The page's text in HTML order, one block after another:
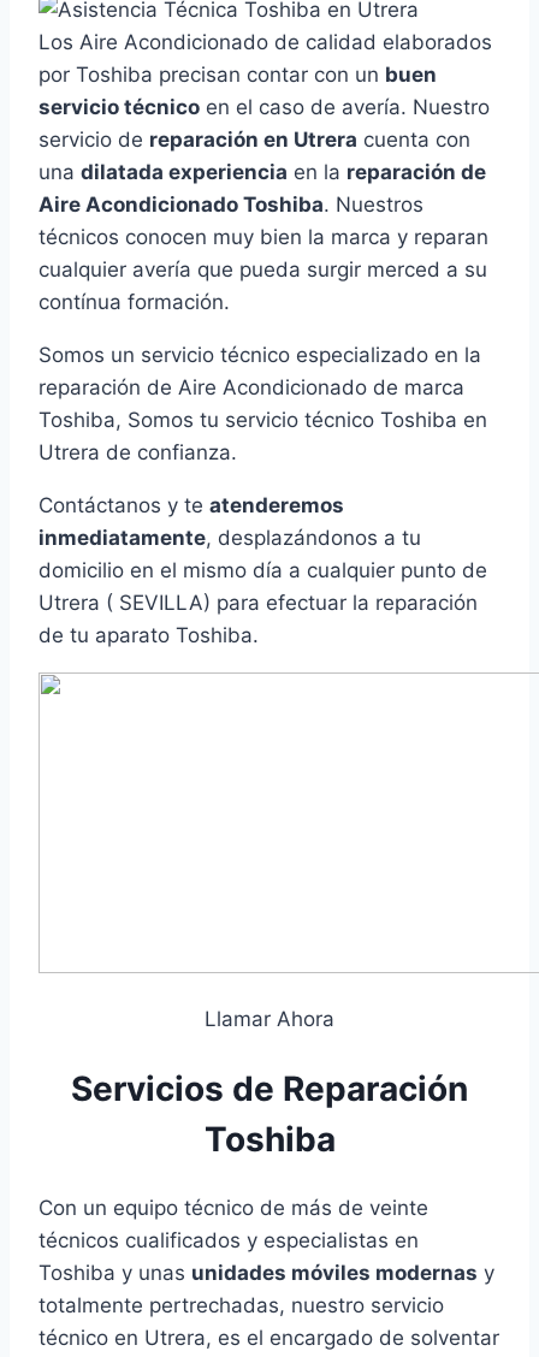
Los Aire Acondicionado de calidad elaborados
por Toshiba precisan contar con un buen
servicio técnico en el caso de avería. Nuestro
servicio de reparación en Utrera cuenta con
una dilatada experiencia en la reparación de
Aire Acondicionado Toshiba. Nuestros
técnicos conocen muy bien la marca y reparan
cualquier avería que pueda surgir merced a su
contínua formación.
Somos un servicio técnico especializado en la
reparación de Aire Acondicionado de marca
Toshiba, Somos tu servicio técnico Toshiba en
Utrera de confianza.
Contáctanos y te atenderemos
inmediatamente, desplazándonos a tu
domicilio en el mismo día a cualquier punto de
Utrera ( SEVILLA) para efectuar la reparación
de tu aparato Toshiba.
Llamar Ahora
Servicios de Reparación
Toshiba
Con un equipo técnico de más de veinte
técnicos cualificados y especialistas en
Toshiba y unas unidades móviles modernas y
totalmente pertrechadas, nuestro servicio
técnico en Utrera, es el encargado de solventar